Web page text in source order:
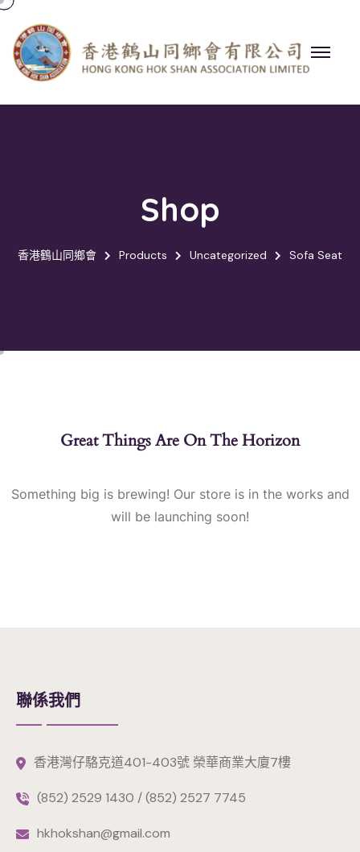
Shop
香港鶴山同鄉會 Products Uncategorized Sofa Seat
Great Things Are On The Horizon
Something big is brewing! Our store is in the works and
will be launching soon!
聯係我們
香港灣仔駱克道401-403號 榮華商業大廈7樓
(852) 2529 1430 / (852) 2527 7745
hkhokshan@gmail.com